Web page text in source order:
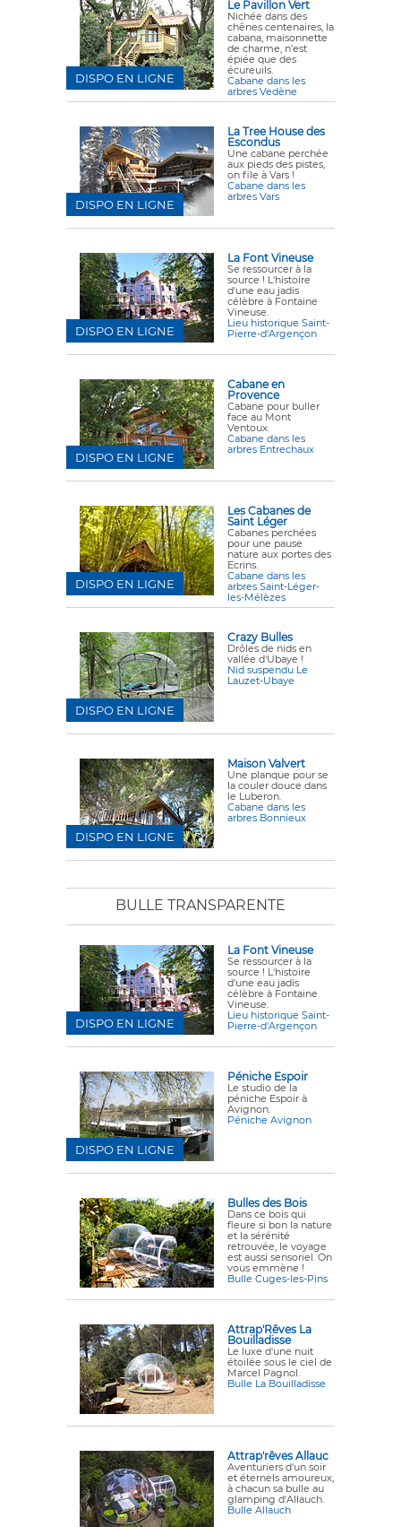
Le Pavillon Vert
Nichée dans des
chênes centenaires, la
cabana, maisonnette
de charme, n'est
épiée que des
écureuils.
Cabane dans les
arbres Vedène
DISPO EN LIGNE
La Tree House des
Escondus
Une cabane perchée
aux pieds des pistes,
on file à Vars !
Cabane dans les
arbres Vars
DISPO EN LIGNE
La Font Vineuse
Se ressourcer à la
source ! L'histoire
d'une eau jadis
célèbre à Fontaine
Vineuse.
Lieu historique Saint-
Pierre-d'Argençon
DISPO EN LIGNE
Cabane en
Provence
Cabane pour buller
face au Mont
Ventoux.
Cabane dans les
arbres Entrechaux
DISPO EN LIGNE
Les Cabanes de
Saint Léger
Cabanes perchées
pour une pause
nature aux portes des
Ecrins.
Cabane dans les
arbres Saint-Léger-
les-Mélèzes
DISPO EN LIGNE
Crazy Bulles
Drôles de nids en
vallée d'Ubaye !
Nid suspendu Le
Lauzet-Ubaye
DISPO EN LIGNE
Maison Valvert
Une planque pour se
la couler douce dans
le Luberon.
Cabane dans les
arbres Bonnieux
DISPO EN LIGNE
BULLE TRANSPARENTE
La Font Vineuse
Se ressourcer à la
source ! L'histoire
d'une eau jadis
célèbre à Fontaine
Vineuse.
Lieu historique Saint-
Pierre-d'Argençon
DISPO EN LIGNE
Péniche Espoir
Le studio de la
péniche Espoir à
Avignon.
Péniche Avignon
DISPO EN LIGNE
Bulles des Bois
Dans ce bois qui
fleure si bon la nature
et la sérénité
retrouvée, le voyage
est aussi sensoriel. On
vous emmène !
Bulle Cuges-les-Pins
Attrap'Rêves La
Bouilladisse
Le luxe d'une nuit
étoilée sous le ciel de
Marcel Pagnol.
Bulle La Bouilladisse
Attrap'rêves Allauc
Aventuriers d'un soir
et éternels amoureux,
à chacun sa bulle au
glamping d'Allauch.
Bulle Allauch